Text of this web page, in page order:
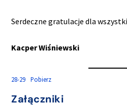
Serdeczne gratulacje dla
Kacper Wiśniewski
28-29 Pobierz
Załączniki